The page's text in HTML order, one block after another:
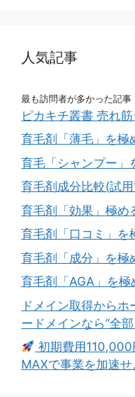
人気記事
最も訪問者が多かった記
ピカキチ叢書 売れ
育毛剤「薄毛」を極
育毛「シャンプー」
育毛剤成分比較(試
育毛剤「効果」極め
育毛剤「口コミ」を
育毛剤「成分」を極
育毛剤「AGA」を極
ドメイン取得から
ードメインなら“全
初期費用
MAXで事業を加速せ